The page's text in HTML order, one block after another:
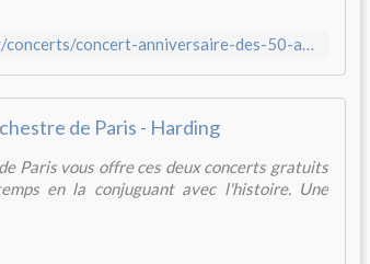
http://www.orchestredeparis.com/fr/concerts/concert-anniversaire-des-50-ans_3010.html
de Paris - Harding
Paris vous offre ces deux concerts gratuits
en la conjuguant avec l'histoire. Une